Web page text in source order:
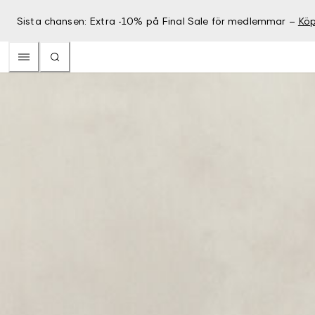
Sista chansen: Extra -10% på Final Sale för medlemmar –